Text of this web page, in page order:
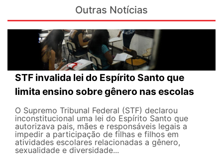
Outras Notícias
STF invalida lei do Espírito Santo que
limita ensino sobre gênero nas escolas
O Supremo Tribunal Federal (STF) declarou
inconstitucional uma lei do Espírito Santo que
autorizava pais, mães e responsáveis legais ​​a
impedir a participação de filhas e filhos em
atividades escolares relacionadas a gênero,
sexualidade e diversidade...